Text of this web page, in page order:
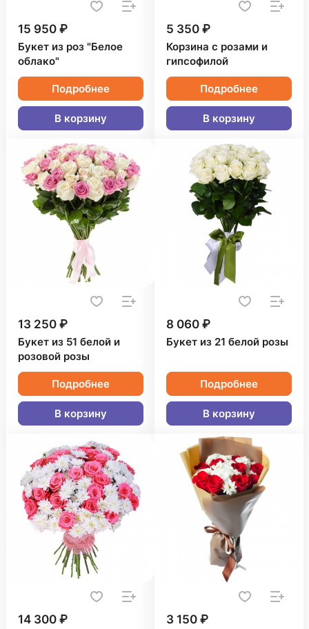
15 950 ₽
Букет из роз "Белое
облако"
Подробнее
В корзину
5 350 ₽
Корзина с розами и
гипсофилой
Подробнее
В корзину
13 250 ₽
Букет из 51 белой и
розовой розы
Подробнее
В корзину
8 060 ₽
Букет из 21 белой розы
Подробнее
В корзину
14 300 ₽ 3 150 ₽